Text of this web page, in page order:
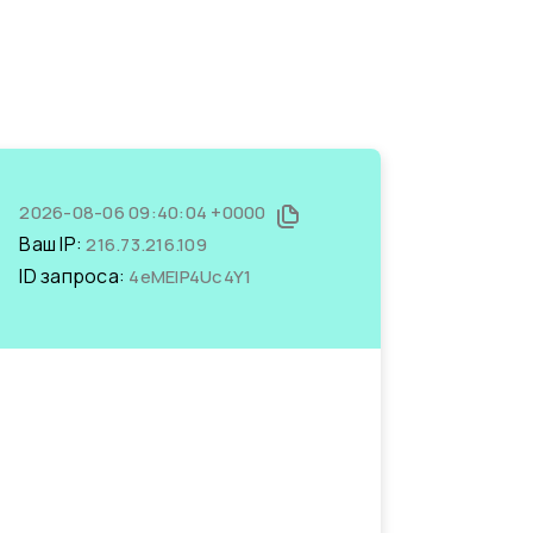
2026-08-06 09:40:04 +0000
Ваш IP:216.73.216.109
ID запроса: 4eMEIP4Uc4Y1